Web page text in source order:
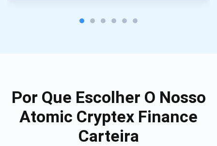
Por Que Escolher O Nosso
Atomic Cryptex Finance
Carteira